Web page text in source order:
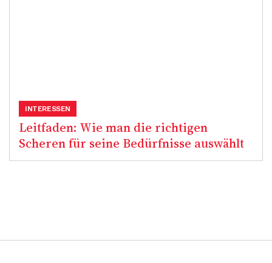
Leitfaden: Wie man die richtigen
Scheren für seine Bedürfnisse auswählt
INTERESSEN